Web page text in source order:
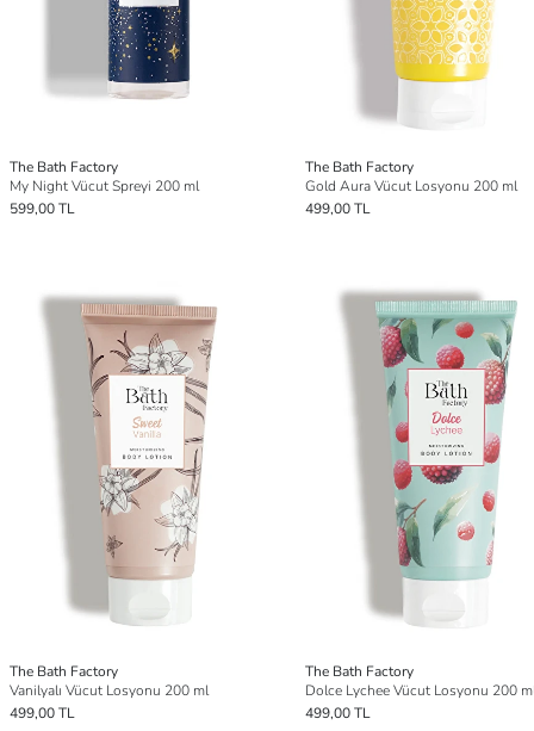
The Bath Factory
My Night Vücut Spreyi 200 ml
599,00 TL
The Bath Factory
Gold Aura Vücut Losyonu 200 ml
499,00 TL
The Bath Factory
Vanilyalı Vücut Losyonu 200 ml
499,00 TL
The Bath Factory
Dolce Lychee Vücut Losyonu 200
499,00 TL